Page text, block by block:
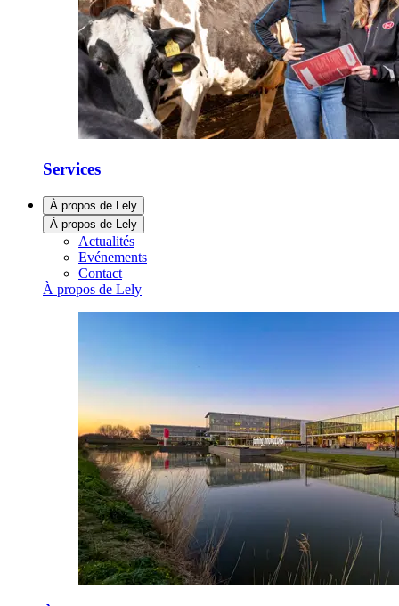
Services
À propos de Lely
À propos de Lely
Actualités
Evénements
Contact
À propos de Lely